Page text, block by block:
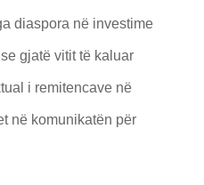
diaspora në investime
gjatë vitit të kaluar
i remitencave në
në komunikatën për